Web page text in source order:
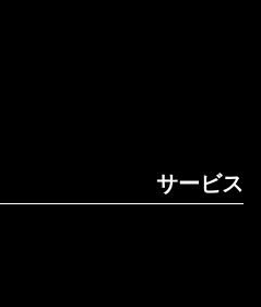
サービス